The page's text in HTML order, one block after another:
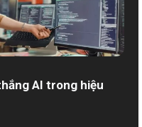
AI trong hiệu